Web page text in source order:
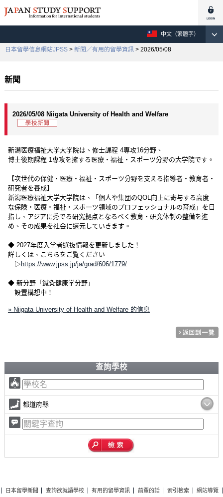
中文（繁體字）
日本留學信息網站JPSS > 新聞／有用的留學資訊 > 2026/05/08
新聞
2026/05/08 Niigata University of Health and Welfare
新潟医療福祉大学大学院は、修士課程 4専攻16分野、
博士後期課程 1専攻を擁する医療・福祉・スポーツ分野の大学院です。
【次世代の保健・医療・福祉・スポーツ分野を支える指導者・教育者・
研究者を養成】
新潟医療福祉大学大学院は、「個人や集団のQOL向上に寄与する高度
な保険・医療・福祉・スポーツ領域のプロフェッショナルの育成」を目
指し、アジアに秀でる研究拠点となるべく教育・研究体制の整備を進
め、その成果を社会に還元していきます。
◆ 2027年度入学者選抜情報を更新しました！
詳しくは、こちらをご覧ください
▷ https://www.jpss.jp/ja/grad/606/1779/
◆ 新分野「鍼灸健康学分野」
設置構想中！
» Niigata University of Health and Welfare 的信息
查詢學校
都道府縣
日本留學新聞 查詢欲就讀學校 有用的留學資訊 前輩的話 索引檢索
網站導覽